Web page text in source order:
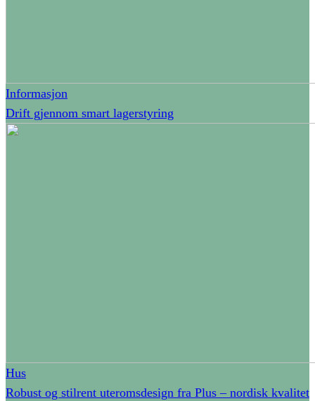
Informasjon
Drift gjennom smart lagerstyring
Hus
Robust og stilrent uteromsdesign fra Plus – nordisk kvalitet